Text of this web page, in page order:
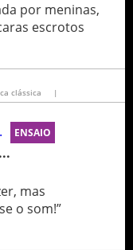
por meninas,
escrotos
clássica |
ENSAIO
mas
o som!”